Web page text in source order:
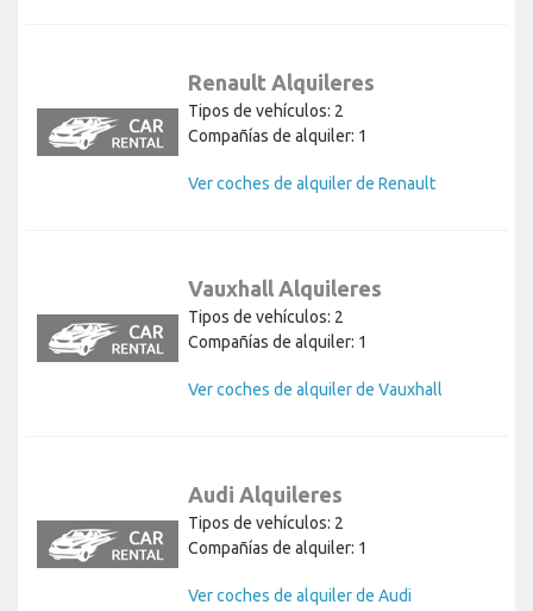
Renault Alquileres
Tipos de vehículos: 2
Compañías de alquiler: 1
Ver coches de alquiler de Renault
Vauxhall Alquileres
Tipos de vehículos: 2
Compañías de alquiler: 1
Ver coches de alquiler de Vauxhall
Audi Alquileres
Tipos de vehículos: 2
Compañías de alquiler: 1
Ver coches de alquiler de Audi